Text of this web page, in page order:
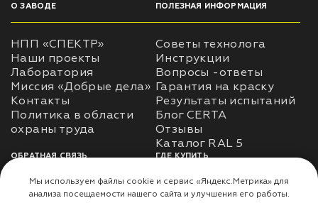
О ЗАВОДЕ
НПП «СПЕКТР»
Наши проекты
Лаборатория
Миссия «Добрые дела»
Контакты
Политика в области
ПОЛЕЗНАЯ ИНФОРМАЦИЯ
Советы технолога
Инструкции
Вопросы -ответы
Гарантия на краску
Результаты испытаний
Блог CERTA
Отзывы
Каталог RAL 5
ОБРАТНАЯ СВЯЗЬ
Использование
ГДЕ КУПИТЬ
Доставка